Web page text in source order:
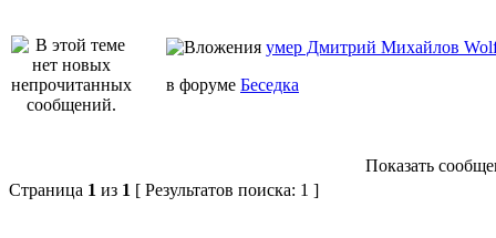
умер Дмитрий Михайлов
в форуме Беседка
Показать
Страница 1 из 1 [ Результатов поиска: 1 ]